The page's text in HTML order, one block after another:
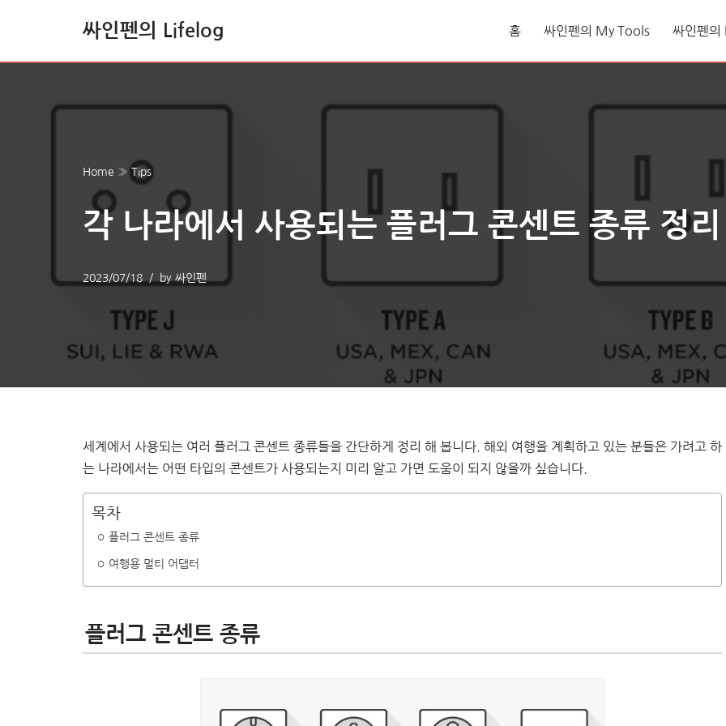
텐
싸인펜의 Lifelog 홈 싸인펜의 My Tools 싸인펜
Home » Tips
각 나라에서 사용되는 플러그 콘센트 종류 정리
2023/07/18 by 싸인펜
세계에서 사용되는 여러 플러그 콘센트 종류들을 간단하게 정리 해 봅니다. 해외 여행을 계획하고 있는 분들은 가려고 하
는 나라에서는 어떤 타입의 콘센트가 사용되는지 미리 알고 가면 도움이 되지 않을까 싶습니다.
목차
플러그 콘센트 종류
여행용 멀티 어댑터
플러그 콘센트 종류